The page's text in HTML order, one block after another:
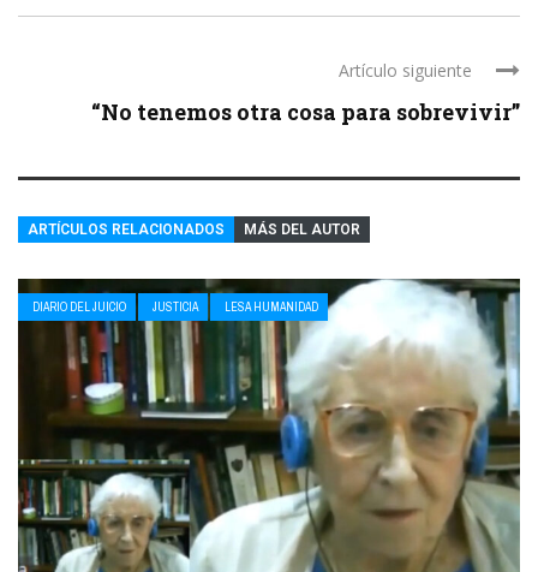
Artículo siguiente
“No tenemos otra cosa para sobrevivir”
ARTÍCULOS RELACIONADOS MÁS DEL AUTOR
DIARIO DEL JUICIO JUSTICIA LESA HUMANIDAD